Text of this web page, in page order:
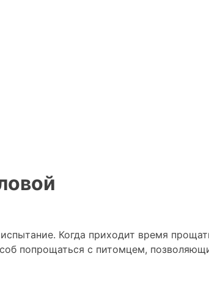
Когда приходит время
попрощаться с питомцем,